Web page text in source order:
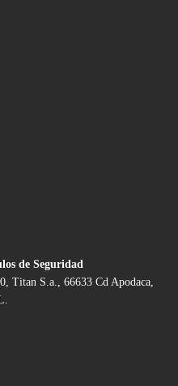
de Seguridad
Titan S.a., 66633 Cd Apodaca,